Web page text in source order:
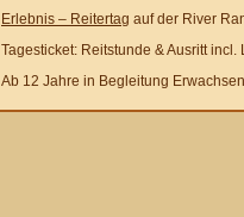
Erlebnis – Reitertag auf der River
Tagesticket: Reitstunde & Ausritt
Ab 12 Jahre in Begleitung